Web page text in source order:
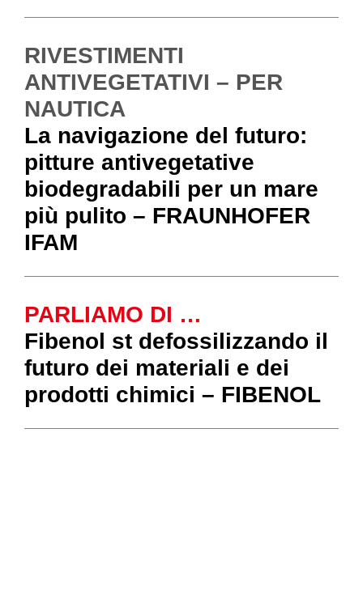
RIVESTIMENTI
ANTIVEGETATIVI – PER
NAUTICA
La navigazione del futuro:
pitture antivegetative
biodegradabili per un mare
più pulito – FRAUNHOFER
IFAM
PARLIAMO DI …
Fibenol st defossilizzando il
futuro dei materiali e dei
prodotti chimici – FIBENOL